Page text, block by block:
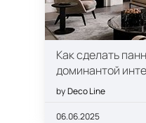
Как сделать
доминантой
проекта DECO LINE
byDeco Line
06.06.2025